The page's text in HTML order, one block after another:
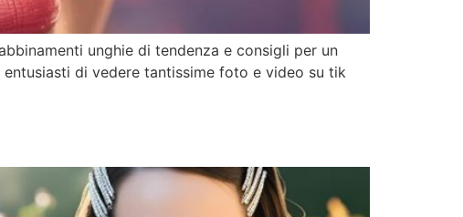
unghie di tendenza e consigli per un
di vedere tantissime foto e video su tik